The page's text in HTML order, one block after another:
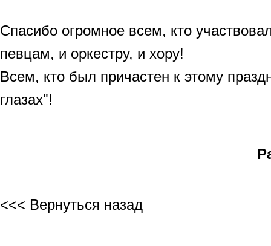
Спасибо огромное всем, кто
певцам, и оркестру, и хору!
Всем, кто был причастен к этому
глазах"!
<<< Вернуться назад